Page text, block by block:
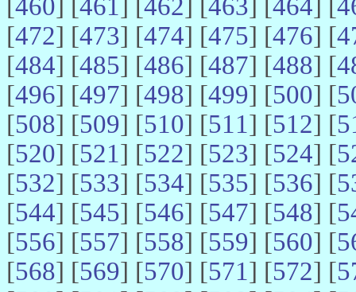
[460] [461] [462] [463] [464] [
[472] [473] [474] [475] [476] [
[484] [485] [486] [487] [488] [
[496] [497] [498] [499] [500] [
[508] [509] [510] [511] [512] [
[520] [521] [522] [523] [524] [
[532] [533] [534] [535] [536] [
[544] [545] [546] [547] [548] [
[556] [557] [558] [559] [560] [
[568] [569] [570] [571] [572] [